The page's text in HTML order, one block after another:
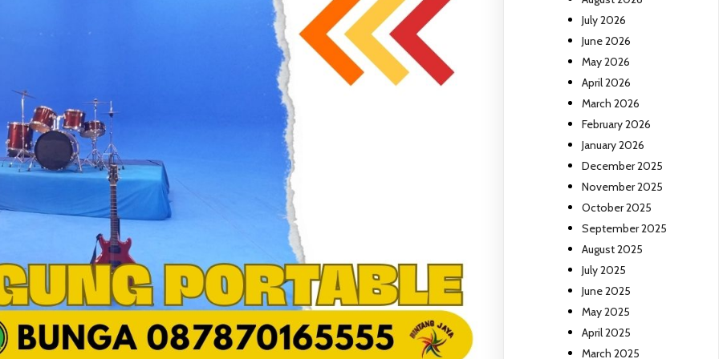
July 2026
June 2026
May 2026
April 2026
March 2026
February 2026
January 2026
December 2025
November 2025
October 2025
September 2025
August 2025
July 2025
June 2025
May 2025
April 2025
March 2025